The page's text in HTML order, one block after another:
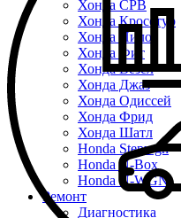
Хонда СРВ
Хонда Кросстур
Хонда Пилот
Хонда Фит
Хонда Везел
Хонда Джаз
Хонда Одиссей
Хонда Фрид
Хонда Шатл
Honda Stepwgn
Honda N-Box
Honda N-WGN
Ремонт
Диагностика